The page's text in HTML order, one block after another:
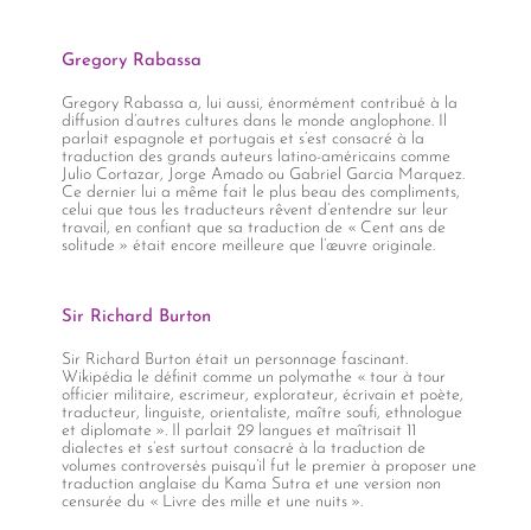
Gregory Rabassa
Gregory Rabassa a, lui aussi, énormément contribué à la
diffusion d’autres cultures dans le monde anglophone. Il
parlait espagnole et portugais et s’est consacré à la
traduction des grands auteurs latino-américains comme
Julio Cortazar, Jorge Amado ou Gabriel Garcia Marquez.
Ce dernier lui a même fait le plus beau des compliments,
celui que tous les traducteurs rêvent d’entendre sur leur
travail, en confiant que sa traduction de « Cent ans de
solitude » était encore meilleure que l’œuvre originale.
Sir Richard Burton
Sir Richard Burton était un personnage fascinant.
Wikipédia le définit comme un polymathe « tour à tour
officier militaire, escrimeur, explorateur, écrivain et poète,
traducteur, linguiste, orientaliste, maître soufi, ethnologue
et diplomate ». Il parlait 29 langues et maîtrisait 11
dialectes et s’est surtout consacré à la traduction de
volumes controversés puisqu’il fut le premier à proposer une
traduction anglaise du Kama Sutra et une version non
censurée du « Livre des mille et une nuits ».